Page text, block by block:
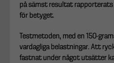
på sämst resultat
för betyget.
Testmetoden, med en 150-
vardagliga belastningar. Att
fastnat under något utsätter